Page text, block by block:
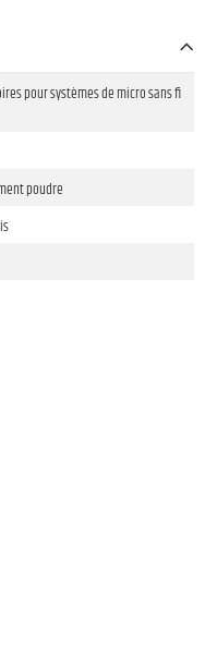
pour systèmes de micro sans fi
poudre